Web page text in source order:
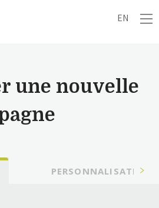
EN
une nouvelle
PERSONNALISATION